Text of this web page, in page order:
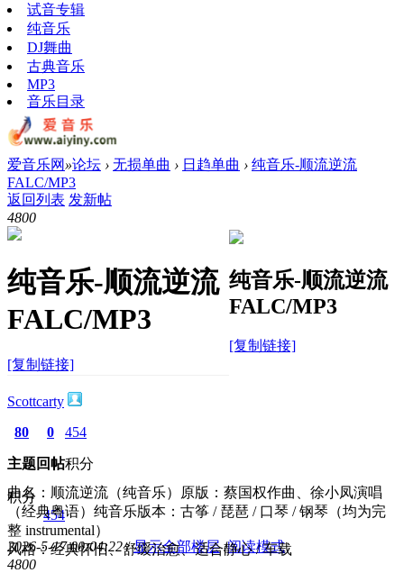
试音专辑
纯音乐
DJ舞曲
古典音乐
MP3
音乐目录
爱音乐网 »论坛 › 无损单曲 › 日趋单曲 › 纯音乐-顺流逆流
FALC/MP3
返回列表 发新帖
4800
纯音乐-顺流逆流
FALC/MP3
[复制链接]
纯音乐-顺流逆流
FALC/MP3
[复制链接]
Scottcarty
80
主题
0
回帖
454
积分
积分
454
2026-5-17 00:04:22 / 显示全部楼层 /阅读模式
4800
曲名： 顺流逆流（纯音乐）
原版：蔡国权作曲、徐小凤演唱
（经典粤语）纯音乐版本： 古筝 / 琵琶 / 口琴 / 钢琴 （均为完
整 instrumental）
风格：经典怀旧、舒缓治愈、适合静心 / 车载